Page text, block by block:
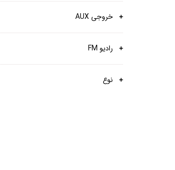
خروجی AUX
رادیو FM
نوع